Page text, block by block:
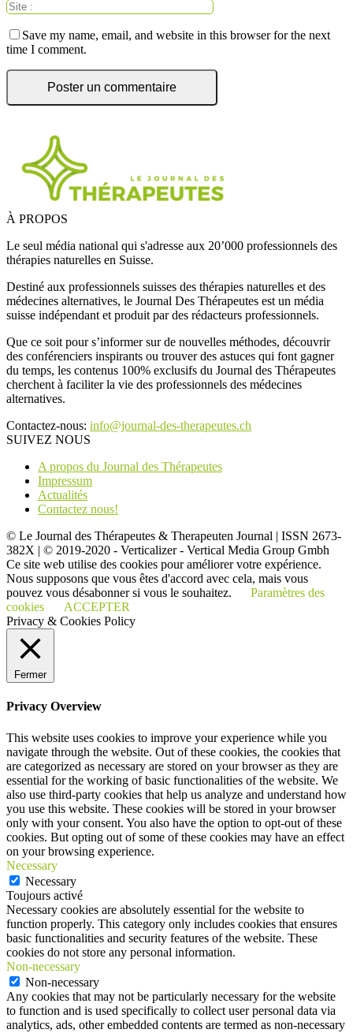
Save my name, email, and website in this browser for the next
time I comment.
À PROPOS
Le seul média national qui s'adresse aux 20’000 professionnels des
thérapies naturelles en Suisse.
Destiné aux professionnels suisses des thérapies naturelles et des
médecines alternatives, le Journal Des Thérapeutes est un média
suisse indépendant et produit par des rédacteurs professionnels.
Que ce soit pour s’informer sur de nouvelles méthodes, découvrir
des conférenciers inspirants ou trouver des astuces qui font gagner
du temps, les contenus 100% exclusifs du Journal des Thérapeutes
cherchent à faciliter la vie des professionnels des médecines
alternatives.
Contactez-nous: info@journal-des-therapeutes.ch
SUIVEZ NOUS
A propos du Journal des Thérapeutes
Impressum
Actualités
Contactez nous!
© Le Journal des Thérapeutes & Therapeuten Journal | ISSN 2673-
382X | © 2019-2020 - Verticalizer - Vertical Media Group Gmbh
Ce site web utilise des cookies pour améliorer votre expérience.
Nous supposons que vous êtes d'accord avec cela, mais vous
pouvez vous désabonner si vous le souhaitez.
Paramètres des
cookies
ACCEPTER
Privacy & Cookies Policy
Fermer
Privacy Overview
This website uses cookies to improve your experience while you
navigate through the website. Out of these cookies, the cookies that
are categorized as necessary are stored on your browser as they are
essential for the working of basic functionalities of the website. We
also use third-party cookies that help us analyze and understand how
you use this website. These cookies will be stored in your browser
only with your consent. You also have the option to opt-out of these
cookies. But opting out of some of these cookies may have an effect
on your browsing experience.
Necessary
Necessary
Toujours activé
Necessary cookies are absolutely essential for the website to
function properly. This category only includes cookies that ensures
basic functionalities and security features of the website. These
cookies do not store any personal information.
Non-necessary
Non-necessary
Any cookies that may not be particularly necessary for the website
to function and is used specifically to collect user personal data via
analytics, ads, other embedded contents are termed as non-necessary